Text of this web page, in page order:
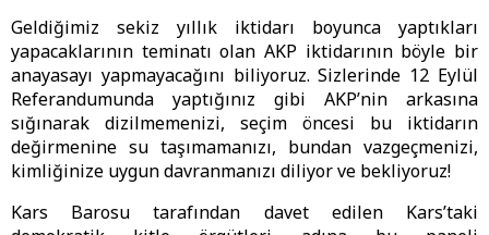
Geldiğimiz sekiz yıllık iktidarı boyunca yaptıkları
yapacaklarının teminatı olan AKP iktidarının böyle bir
anayasayı yapmayacağını biliyoruz. Sizlerinde 12 Eylül
Referandumunda yaptığınız gibi AKP’nin arkasına
sığınarak dizilmemenizi, seçim öncesi bu iktidarın
değirmenine su taşımamanızı, bundan vazgeçmenizi,
kimliğinize uygun davranmanızı diliyor ve bekliyoruz!
Kars Barosu tarafından davet edilen Kars’taki